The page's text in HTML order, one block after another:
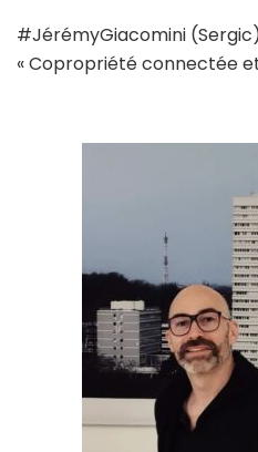
#JérémyGiacomini
« Copropriété connectée